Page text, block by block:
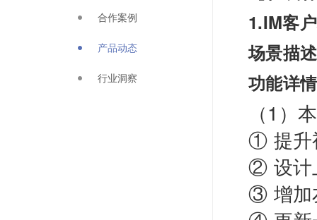
合作案例
产品动态
行业洞察
1.IM客
场景描
功能详
（1）
① 提升
② 设计
③ 增加